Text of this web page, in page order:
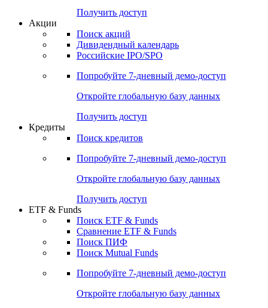
Получить доступ
Акции
Поиск акций
Дивидендный календарь
Российские IPO/SPO
Попробуйте 7-дневный демо-доступ
Откройте глобальную базу данных
Получить доступ
Кредиты
Поиск кредитов
Попробуйте 7-дневный демо-доступ
Откройте глобальную базу данных
Получить доступ
ETF & Funds
Поиск ETF & Funds
Сравнение ETF & Funds
Поиск ПИФ
Поиск Mutual Funds
Попробуйте 7-дневный демо-доступ
Откройте глобальную базу данных